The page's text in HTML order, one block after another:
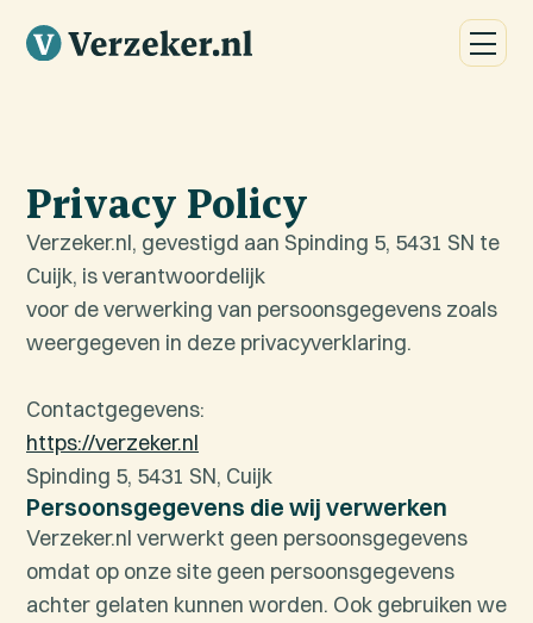
Privacy Policy
Verzeker.nl, gevestigd aan Spinding 5, 5431 SN te
Cuijk, is verantwoordelijk
voor de verwerking van persoonsgegevens zoals
weergegeven in deze privacyverklaring.
Contactgegevens:
https://verzeker.nl
Spinding 5, 5431 SN, Cuijk
Persoonsgegevens die wij verwerken
Verzeker.nl verwerkt geen persoonsgegevens
omdat op onze site geen persoonsgegevens
achter gelaten kunnen worden. Ook gebruiken we